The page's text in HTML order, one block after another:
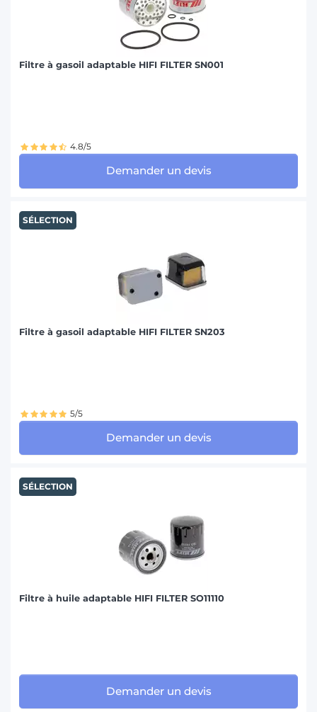
Filtre à gasoil adaptable HIFI FILTER SN001
4.8/5
Demander un devis
SÉLECTION
Filtre à gasoil adaptable HIFI FILTER SN203
5/5
Demander un devis
SÉLECTION
Filtre à huile adaptable HIFI FILTER SO11110
Demander un devis